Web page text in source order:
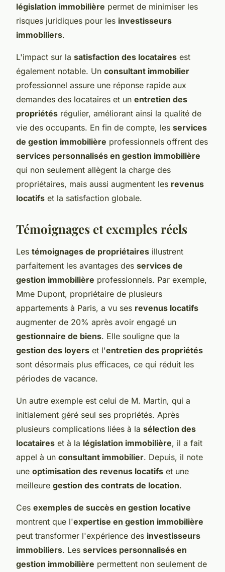
législation immobilière permet de minimiser les
risques juridiques pour les investisseurs
immobiliers.
L'impact sur la satisfaction des locataires est
également notable. Un consultant immobilier
professionnel assure une réponse rapide aux
demandes des locataires et un entretien des
propriétés régulier, améliorant ainsi la qualité de
vie des occupants. En fin de compte, les services
de gestion immobilière professionnels offrent des
services personnalisés en gestion immobilière
qui non seulement allègent la charge des
propriétaires, mais aussi augmentent les revenus
locatifs et la satisfaction globale.
Témoignages et exemples réels
Les témoignages de propriétaires illustrent
parfaitement les avantages des services de
gestion immobilière professionnels. Par exemple,
Mme Dupont, propriétaire de plusieurs
appartements à Paris, a vu ses revenus locatifs
augmenter de 20% après avoir engagé un
gestionnaire de biens. Elle souligne que la
gestion des loyers et l'entretien des propriétés
sont désormais plus efficaces, ce qui réduit les
périodes de vacance.
Un autre exemple est celui de M. Martin, qui a
initialement géré seul ses propriétés. Après
plusieurs complications liées à la sélection des
locataires et à la législation immobilière, il a fait
appel à un consultant immobilier. Depuis, il note
une optimisation des revenus locatifs et une
meilleure gestion des contrats de location.
Ces exemples de succès en gestion locative
montrent que l'expertise en gestion immobilière
peut transformer l'expérience des investisseurs
immobiliers. Les services personnalisés en
gestion immobilière permettent non seulement de